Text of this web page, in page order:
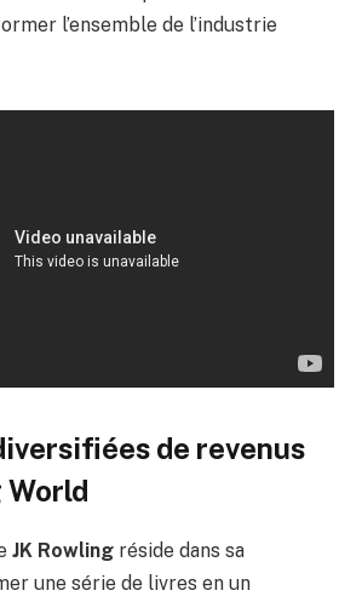
l’ensemble de l’industrie
de revenus
World
JK Rowling réside dans sa
une série de livres en un